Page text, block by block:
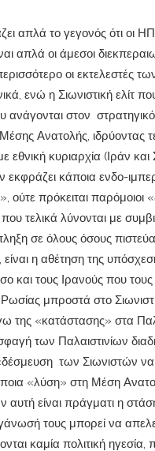
απλά το γεγονός ότι οι
απλά οι άμεσοι
οι εκτελεστές
ενώ η Σιωνιστική ελίτ
ανάγονται στον
Ανατολής, ιδρύοντας
εθνική κυριαρχία (Ιράν
κάποια ενδο-
ούτε πρόκειται
τελικά λύνονται με
σε όλους όσους
είναι η αθέτηση της
και τους Ιρανούς που
μπροστά στο
της «κατάστασης» στα
των Παλαιστινίων
των Σιωνιστών
«λύση» στη Μέση
είναι πράγματι η
τους μπορεί να
καμία πολιτική